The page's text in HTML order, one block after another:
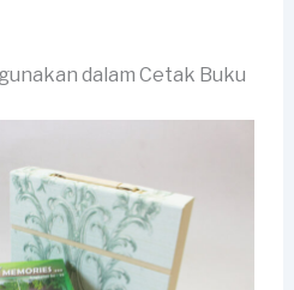
dalam Cetak Buku